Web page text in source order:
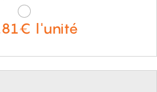
l'unité